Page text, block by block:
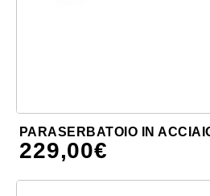
PARASERBATOIO IN
229,00€